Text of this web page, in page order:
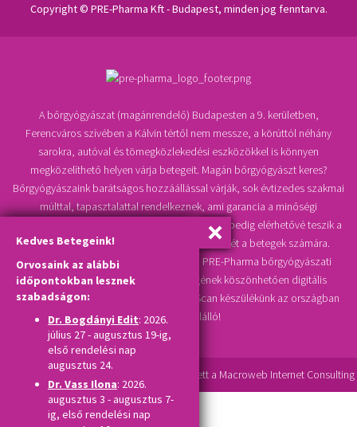
Kedves Betegeink!
Orvosaink az alábbi
időpontokban lesznek
szabadságon:
Dr. Bogdányi Edit: 2026.
július 27 - augusztus 19-ig,
első rendelési nap
augusztus 24.
Dr. Vass Ilona: 2026.
augusztus 3 - augusztus 7-
ig, első rendelési nap
Copyright © PRE-Pharma Kft - Budapest, minden jog fenntarva.
A bőrgyógyászat (magánrendelő) Budapesten a 9. kerületben,
Ferencváros szívében a Kálvin tértől nem messze, a körúttól néhány
sarokra, autóval és tömegközlekedési eszközökkel is könnyen
megközelíthető helyen várja betegeit. Magán bőrgyógyászt keres?
Bőrgyógyászaink barátságos hozzáállással várják, sok évtizedes szakmai
múlttal, tapasztalattal rendelkeznek, ami garancia a minőségi
bőrgyógyászati szolgáltatásra, kedvező áraink pedig elérhetővé teszik a
bőrgyógyászati magánrendelés igénybevételét a betegek számára.
Melanoma, bőrrák, anyajegy szűrése a PRE-Pharma bőrgyógyászati
klinika korszerű műszaki felszereltségének köszönhetően digitális
videodermatoszkóppal történik, TrichoScan készülékünk az országban
szinte egyedülálló!
alapú honlap készítésében részt vett a Macroweb Internet Consulting